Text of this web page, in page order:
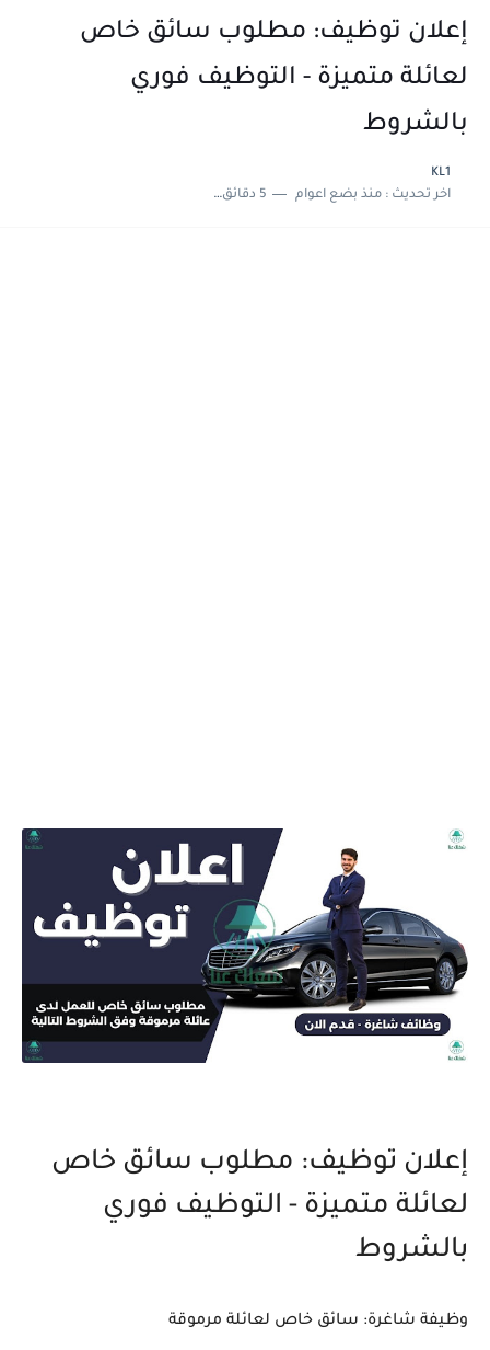
إعلان توظيف: مطلوب سائق خاص
لعائلة متميزة - التوظيف فوري
بالشروط
KL1
اخر تحديث :منذ بضع اعوام 5 دقائق للقراءة
إعلان توظيف: مطلوب سائق خاص
لعائلة متميزة - التوظيف فوري
بالشروط
وظيفة شاغرة: سائق خاص لعائلة مرموقة